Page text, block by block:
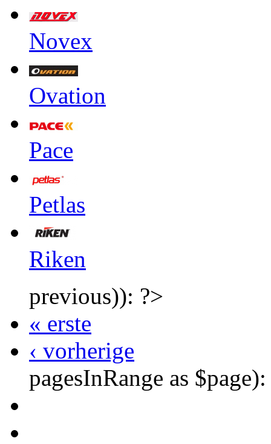
Novex
Ovation
Pace
Petlas
Riken
previous)): ?>
« erste
‹ vorherige
pagesInRange as